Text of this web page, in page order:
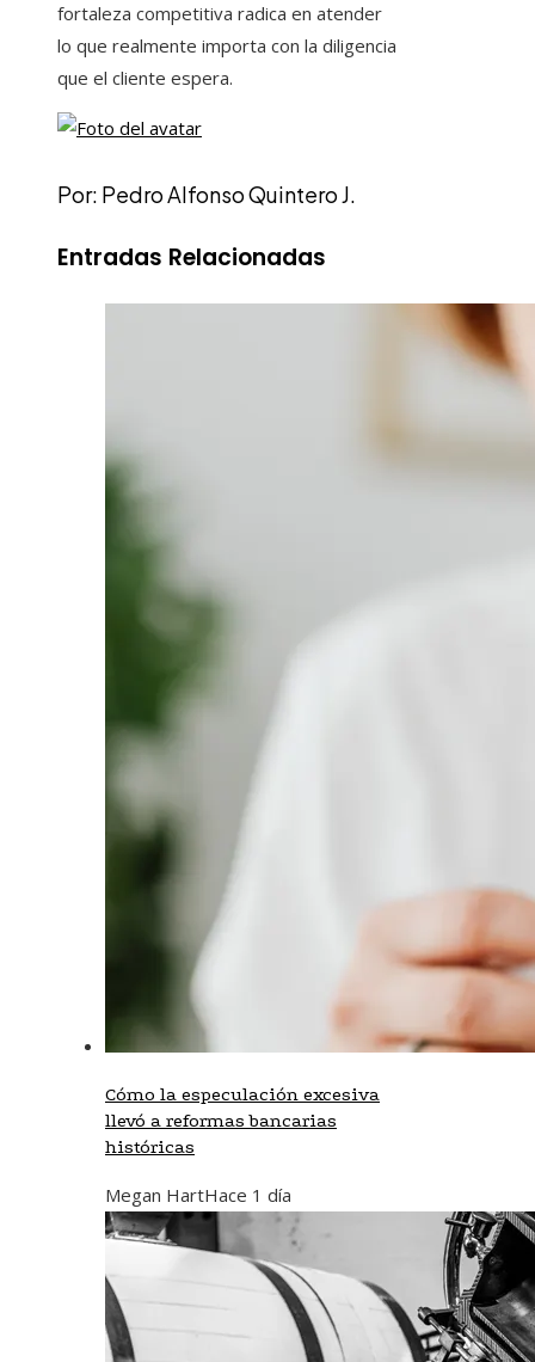
fortaleza competitiva radica en atender
lo que realmente importa con la diligencia
que el cliente espera.
Por: Pedro Alfonso Quintero J.
Entradas Relacionadas
Cómo la especulación excesiva
llevó a reformas bancarias
históricas
Megan HartHace 1 día